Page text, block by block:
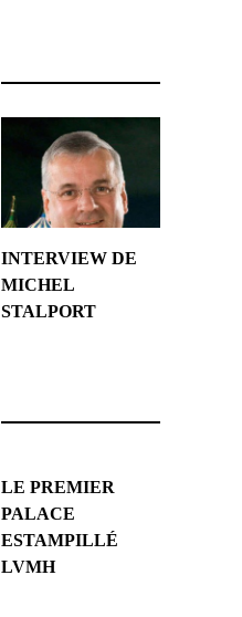
INTERVIEW DE
MICHEL
STALPORT
LE PREMIER
PALACE
ESTAMPILLÉ
LVMH